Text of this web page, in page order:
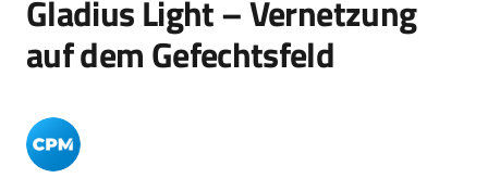
Gladius Light – Vernetzung
auf dem Gefechtsfeld